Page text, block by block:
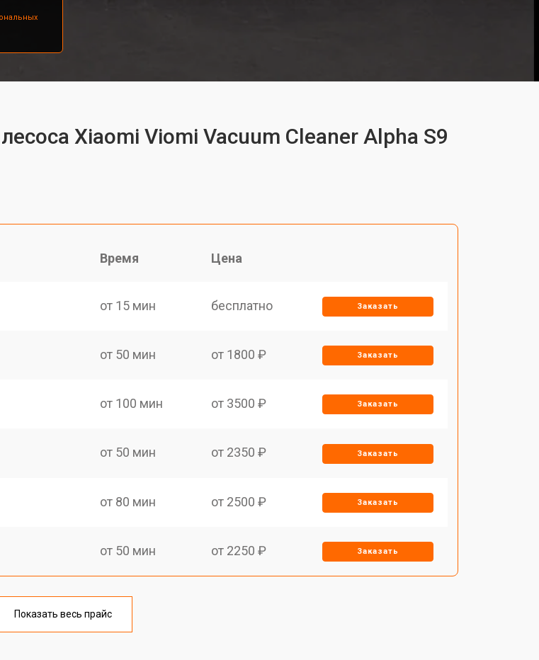
Xiaomi Viomi Vacuum Cleaner Alpha S9
Время Цена
от 15 мин бесплатно Заказать
от 50 мин от 1800 ₽ Заказать
от 100 мин от 3500 ₽ Заказать
от 50 мин от 2350 ₽ Заказать
от 80 мин от 2500 ₽ Заказать
от 50 мин от 2250 ₽ Заказать
от 60 мин
Показать весь прайс